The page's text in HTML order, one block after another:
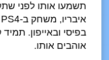
תשמעו אותו לפני
בפיסי ובאייפון.
אוהבים אותו.